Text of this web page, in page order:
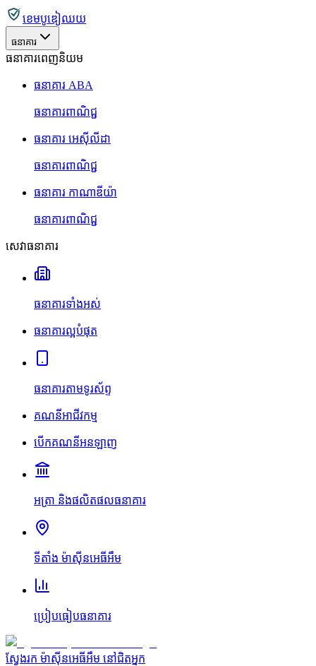
ខេមបូឌៀឈយ
ធនាគារ
ធនាគារពេញនិយម
ធនាគារ ABA
ធនាគារពាណិជ្ជ
ធនាគារ អេស៊ីលីដា
ធនាគារពាណិជ្ជ
ធនាគារ កាណាឌីយ៉ា
ធនាគារពាណិជ្ជ
សេវាធនាគារ
ធនាគារទាំងអស់
ធនាគារល្អបំផុត
ធនាគារតាមទូរស័ព្ទ
គណនីអាជីវកម្ម
បើកគណនីអនឡាញ
អត្រា និងផលិតផលធនាគារ
ទីតាំង ម៉ាស៊ីនអេធីអឹម
ប្រៀបធៀបធនាគារ
ស្វែងរក ម៉ាស៊ីនអេធីអឹម នៅជិតអ្នក